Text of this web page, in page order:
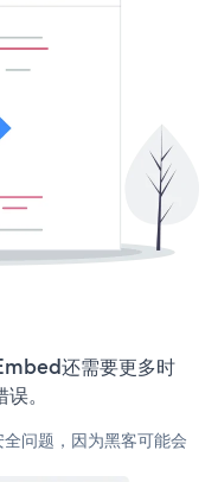
还需要更多时
。
问题，因为黑客可能会